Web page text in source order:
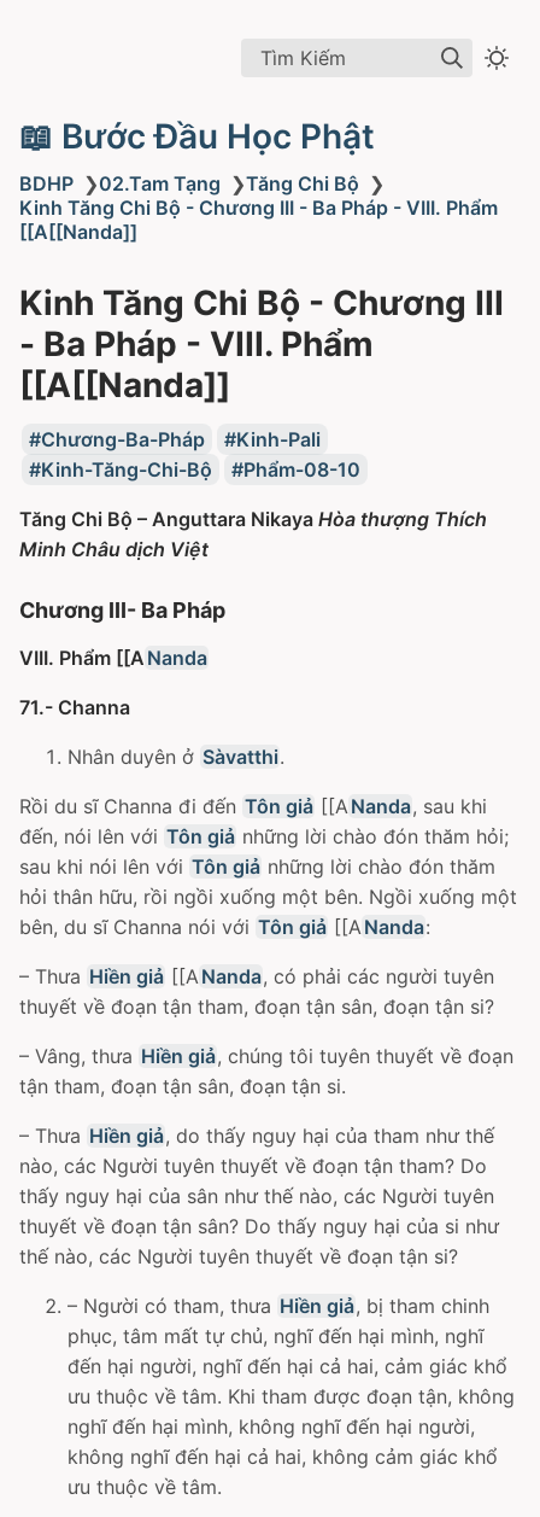
Tìm Kiếm
📖 Bước Đầu Học Phật
BDHP ❯02.Tam Tạng ❯Tăng Chi Bộ ❯
Kinh Tăng Chi Bộ - Chương III - Ba Pháp - VIII. Phẩm
[[A[[Nanda]]
Kinh Tăng Chi Bộ - Chương III
- Ba Pháp - VIII. Phẩm
[[A[[Nanda]]
Chương-Ba-Pháp
Kinh-Pali
Kinh-Tăng-Chi-Bộ
Phẩm-08-10
Tăng Chi Bộ – Anguttara Nikaya Hòa thượng Thích
Minh Châu dịch Việt
Chương III- Ba Pháp
VIII. Phẩm [[A Nanda
71.- Channa
Nhân duyên ở Sàvatthi.
Rồi du sĩ Channa đi đến Tôn giả [[A Nanda, sau khi
đến, nói lên với Tôn giả những lời chào đón thăm hỏi;
sau khi nói lên với Tôn giả những lời chào đón thăm
hỏi thân hữu, rồi ngồi xuống một bên. Ngồi xuống một
bên, du sĩ Channa nói với Tôn giả [[A Nanda:
– Thưa Hiền giả [[A Nanda, có phải các người tuyên
thuyết về đoạn tận tham, đoạn tận sân, đoạn tận si?
– Vâng, thưa Hiền giả, chúng tôi tuyên thuyết về đoạn
tận tham, đoạn tận sân, đoạn tận si.
– Thưa Hiền giả, do thấy nguy hại của tham như thế
nào, các Người tuyên thuyết về đoạn tận tham? Do
thấy nguy hại của sân như thế nào, các Người tuyên
thuyết về đoạn tận sân? Do thấy nguy hại của si như
thế nào, các Người tuyên thuyết về đoạn tận si?
– Người có tham, thưa Hiền giả, bị tham chinh
phục, tâm mất tự chủ, nghĩ đến hại mình, nghĩ
đến hại người, nghĩ đến hại cả hai, cảm giác khổ
ưu thuộc về tâm. Khi tham được đoạn tận, không
nghĩ đến hại mình, không nghĩ đến hại người,
không nghĩ đến hại cả hai, không cảm giác khổ
ưu thuộc về tâm.